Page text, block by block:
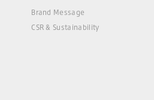
Brand Message
CSR & Sustainability